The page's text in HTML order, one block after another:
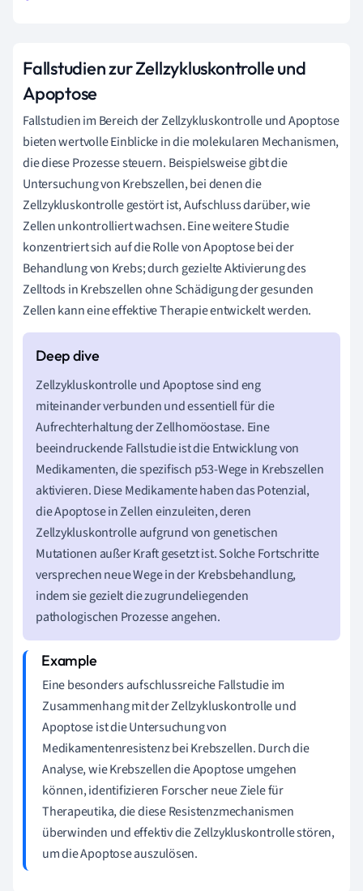
Fallstudien zur Zellzykluskontrolle und
Apoptose
Fallstudien im Bereich der Zellzykluskontrolle und Apoptose
bieten wertvolle Einblicke in die molekularen Mechanismen,
die diese Prozesse steuern. Beispielsweise gibt die
Untersuchung von Krebszellen, bei denen die
Zellzykluskontrolle gestört ist, Aufschluss darüber, wie
Zellen unkontrolliert wachsen. Eine weitere Studie
konzentriert sich auf die Rolle von Apoptose bei der
Behandlung von Krebs; durch gezielte Aktivierung des
Zelltods in Krebszellen ohne Schädigung der gesunden
Zellen kann eine effektive Therapie entwickelt werden.
Zellzykluskontrolle und Apoptose sind eng
miteinander verbunden und essentiell für die
Aufrechterhaltung der Zellhomöostase. Eine
beeindruckende Fallstudie ist die Entwicklung von
Medikamenten, die spezifisch p53-Wege in Krebszellen
aktivieren. Diese Medikamente haben das Potenzial,
die Apoptose in Zellen einzuleiten, deren
Zellzykluskontrolle aufgrund von genetischen
Mutationen außer Kraft gesetzt ist. Solche Fortschritte
versprechen neue Wege in der Krebsbehandlung,
indem sie gezielt die zugrundeliegenden
pathologischen Prozesse angehen.
Eine besonders aufschlussreiche Fallstudie im
Zusammenhang mit der Zellzykluskontrolle und
Apoptose ist die Untersuchung von
Medikamentenresistenz bei Krebszellen. Durch die
Analyse, wie Krebszellen die Apoptose umgehen
können, identifizieren Forscher neue Ziele für
Therapeutika, die diese Resistenzmechanismen
überwinden und effektiv die Zellzykluskontrolle stören,
um die Apoptose auszulösen.